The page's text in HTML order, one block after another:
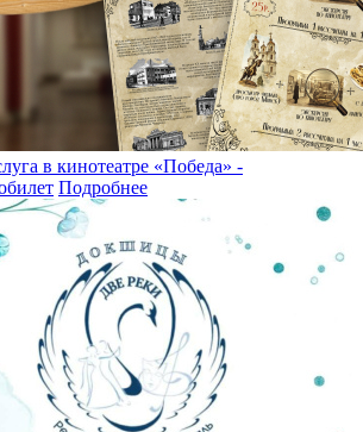
в кинотеатре «Победа» -
Подробнее